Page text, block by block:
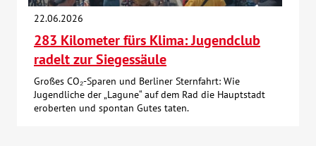
22.06.2026
283 Kilometer fürs Klima: Jugendclub
radelt zur Siegessäule
Großes CO₂-Sparen und Berliner Sternfahrt: Wie
Jugendliche der „Lagune“ auf dem Rad die Hauptstadt
eroberten und spontan Gutes taten.